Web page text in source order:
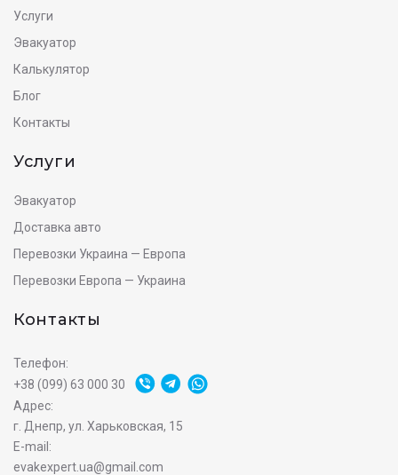
Услуги
Эвакуатор
Калькулятор
Блог
Контакты
Услуги
Эвакуатор
Доставка авто
Перевозки Украина — Европа
Перевозки Европа — Украина
Контакты
Телефон:
+38 (099) 63 000 30
Адрес:
г. Днепр, ул. Харьковская, 15
E-mail:
evakexpert.ua@gmail.com